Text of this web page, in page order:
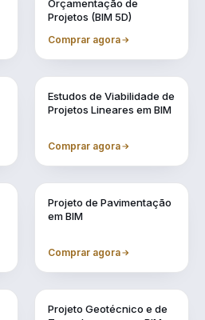
Orçamentação de
Projetos (BIM 5D)
Comprar agora
Estudos de Viabilidade de
Projetos Lineares em BIM
Comprar agora
Projeto de Pavimentação
em BIM
Comprar agora
Projeto Geotécnico e de